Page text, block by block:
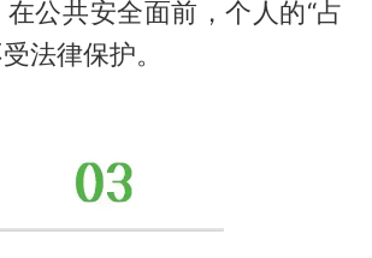
公共安全面前，个人的“占
法律保护。